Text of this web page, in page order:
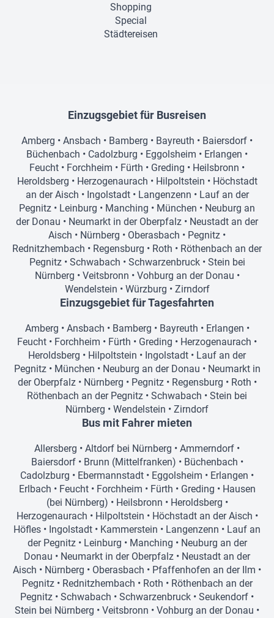
Shopping
Special
Städtereisen
Einzugsgebiet für Busreisen
Amberg • Ansbach • Bamberg • Bayreuth • Baiersdorf •
Büchenbach • Cadolzburg • Eggolsheim • Erlangen •
Feucht • Forchheim • Fürth • Greding • Heilsbronn •
Heroldsberg • Herzogenaurach • Hilpoltstein • Höchstadt
an der Aisch • Ingolstadt• Langenzenn • Lauf an der
Pegnitz • Leinburg • Manching • München • Neuburg an
der Donau • Neumarkt in der Oberpfalz • Neustadt an der
Aisch • Nürnberg • Oberasbach • Pegnitz •
Rednitzhembach • Regensburg • Roth • Röthenbach an der
Pegnitz• Schwabach • Schwarzenbruck• Stein bei
Nürnberg • Veitsbronn • Vohburg an der Donau •
Wendelstein • Würzburg • Zirndorf
Einzugsgebiet für Tagesfahrten
Amberg • Ansbach • Bamberg • Bayreuth • Erlangen •
Feucht • Forchheim • Fürth • Greding • Herzogenaurach •
Heroldsberg • Hilpoltstein • Ingolstadt • Lauf an der
Pegnitz• München • Neuburg an der Donau • Neumarkt in
der Oberpfalz• Nürnberg • Pegnitz• Regensburg • Roth •
Röthenbach an der Pegnitz • Schwabach • Stein bei
Nürnberg • Wendelstein • Zirndorf
Bus mit Fahrer mieten
Allersberg • Altdorf bei Nürnberg • Ammerndorf •
Baiersdorf• Brunn (Mittelfranken) • Büchenbach •
Cadolzburg • Ebermannstadt • Eggolsheim • Erlangen •
Erlbach • Feucht• Forchheim • Fürth • Greding • Hausen
(bei Nürnberg) • Heilsbronn • Heroldsberg •
Herzogenaurach • Hilpoltstein • Höchstadt an der Aisch •
Höfles • Ingolstadt • Kammerstein • Langenzenn • Lauf an
der Pegnitz• Leinburg • Manching • Neuburg an der
Donau • Neumarkt in der Oberpfalz • Neustadt an der
Aisch • Nürnberg • Oberasbach • Pfaffenhofen an der Ilm •
Pegnitz• Rednitzhembach • Roth • Röthenbach an der
Pegnitz • Schwabach • Schwarzenbruck • Seukendorf •
Stein bei Nürnberg • Veitsbronn • Vohburg an der Donau •